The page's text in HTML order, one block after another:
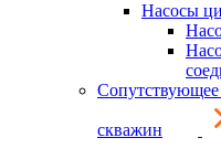
Насосы
Сопутствующее
скважин